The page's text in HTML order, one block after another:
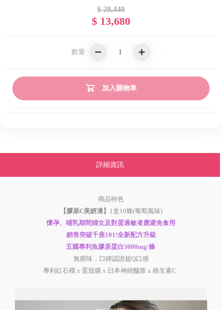
$ 28,440
$ 13,680
數量:
加入購物車
詳細資訊
商品特色
【膠原C美妍凍】 1盒10條(葡萄風味)
懷孕、哺乳期間婦女及對蛋過敏者應避免食用
銷售突破千座101!全新配方升級
五國專利魚膠原蛋白3000mg/條
無腥味，口碑認證超Q口感
專利紅石榴 x 蛋殼膜 x 日本神經醯胺 x 維生素C